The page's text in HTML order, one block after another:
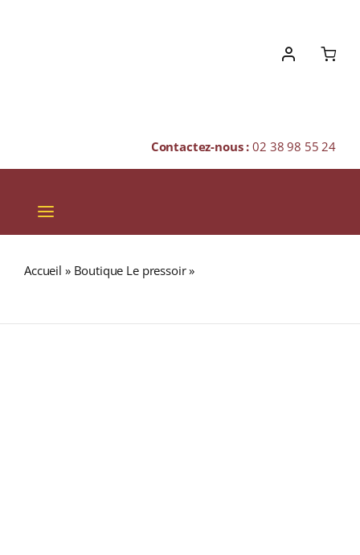
Contactez-nous :02 38 98 55 24
Toggle
Navigation
SPIRITUEUX
Accueil » Boutique Le pressoir»